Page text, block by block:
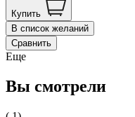
Купить
В список желаний
Сравнить
Еще
Вы смотрели